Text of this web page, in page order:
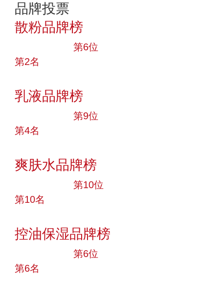
品牌投票
散粉品牌榜
第6位
第2名
乳液品牌榜
第9位
第4名
爽肤水品牌榜
第10位
第10名
控油保湿品牌榜
第6位
第6名